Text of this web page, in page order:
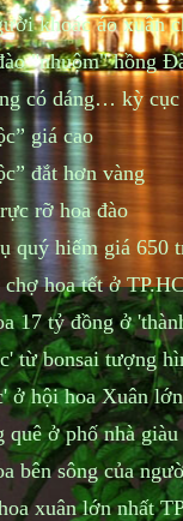
khoác áo xuân
"nhuộm" hồng
có dáng… kỳ cục
giá cao
đắt hơn vàng
rỡ hoa đào
quý hiếm giá 650
hoa tết ở
17 tỷ đồng ở
từ bonsai tượng
ở hội hoa Xuân
quê ở phố nhà
bên sông của
xuân lớn nhất